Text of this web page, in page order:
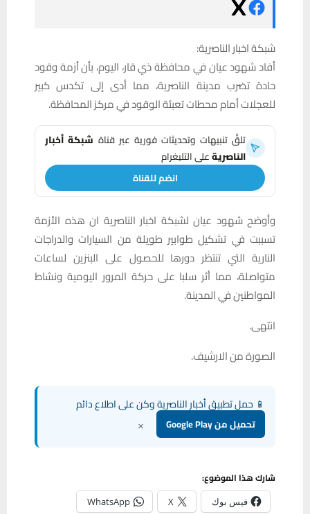
شبكة اخبار الناصرية:
أفاد شهود عيان في محافظة ذي قار، اليوم، بأن أزمة وقود
حادة تضرب مدينة الناصرية، مما أدى إلى تكدس كبير
للعجلات أمام محطات تعبئة الوقود في مركز المحافظة.
تلقَّ تنبيهات وتحديثات فورية عبر قناة شبكة أخبار
الناصريةعلى التليغرام
انضم للقناة
وأوضح شهود عيان لشبكة اخبار الناصرية ان هذه الأزمة
تسببت في تشكيل طوابير طويلة من السيارات والدراجات
النارية التي تنتظر دورها للحصول على البنزين لساعات
متواصلة، مما أثر سلبا على حركة المرور اليومية ونشاط
المواطنين في المدينة.
انتهى.
الصورة من الارشيف.
📱 حمل تطبيق أخبار الناصرية وكن على اطلاع دائم
تحميل من Google Play ×
شارك هذا الموضوع:
فيس بوك X
WhatsApp